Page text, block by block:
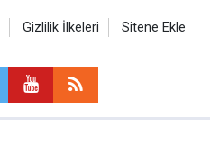
Gizlilik İlkeleri Sitene Ekle